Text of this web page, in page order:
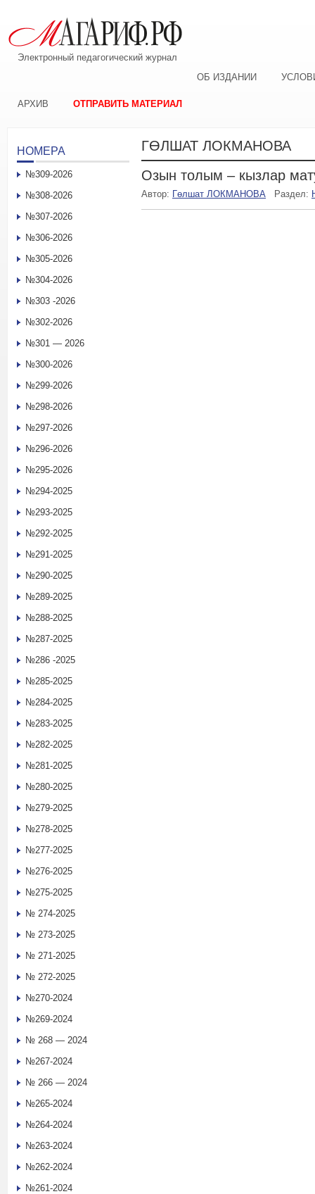
Электронный педагогический журнал
ОБ ИЗДАНИИ
АРХИВ ОТПРАВИТЬ МАТЕРИАЛ
ГӨЛШАТ ЛОКМАНОВА
Озын толым – кызлар
Автор: Гөлшат ЛОКМАНОВА Раздел:
НОМЕРА
№309-2026
№308-2026
№307-2026
№306-2026
№305-2026
№304-2026
№303 -2026
№302-2026
№301 — 2026
№300-2026
№299-2026
№298-2026
№297-2026
№296-2026
№295-2026
№294-2025
№293-2025
№292-2025
№291-2025
№290-2025
№289-2025
№288-2025
№287-2025
№286 -2025
№285-2025
№284-2025
№283-2025
№282-2025
№281-2025
№280-2025
№279-2025
№278-2025
№277-2025
№276-2025
№275-2025
№ 274-2025
№ 273-2025
№ 271-2025
№ 272-2025
№270-2024
№269-2024
№ 268 — 2024
№267-2024
№ 266 — 2024
№265-2024
№264-2024
№263-2024
№262-2024
№261-2024